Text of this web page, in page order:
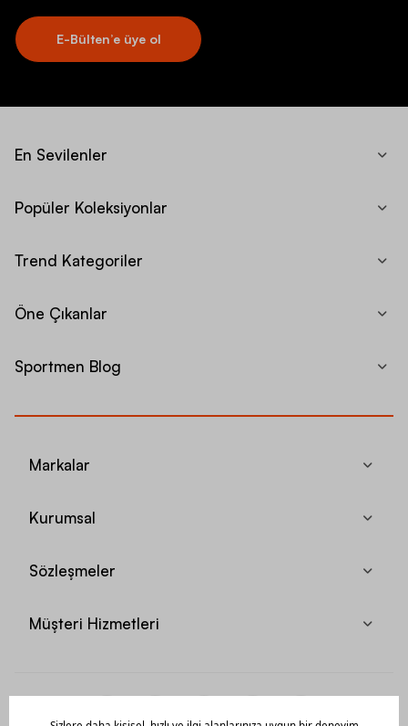
E-Bülten’e üye ol
En Sevilenler
Popüler Koleksiyonlar
Trend Kategoriler
Öne Çıkanlar
Sportmen Blog
Markalar
Kurumsal
Sözleşmeler
Müşteri Hizmetleri